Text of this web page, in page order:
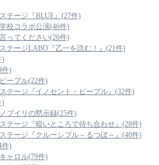
テージ『BLUE』(27件)
校コラボ公演(46件)
ってください(26件)
テージLABO『乙一を読む！』(21件)
)
件)
ープル(22件)
テージ『イノセント・ピープル』(32件)
)
ブイリの黙示録(25件)
テージ『暗いところで待ち合わせ』(28件)
テージ『クルーシブル～るつぼ～』(40件)
件)
ャロル(79件)